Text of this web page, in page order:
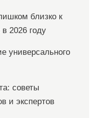
близко к
2026 году
универсального
советы
и экспертов